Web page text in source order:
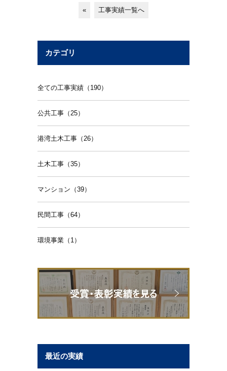
« 工事実績一覧へ
カテゴリ
全ての工事実績（190）
公共工事（25）
港湾土木工事（26）
土木工事（35）
マンション（39）
民間工事（64）
環境事業（1）
最近の実績